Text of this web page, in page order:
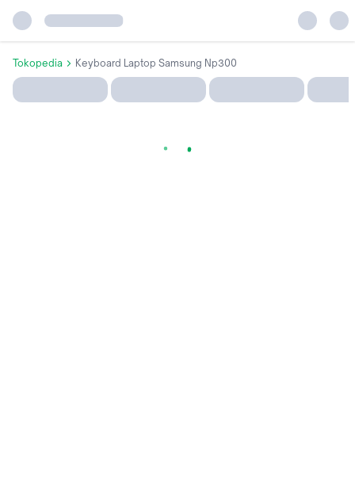
Tokopedia Keyboard Laptop Samsung Np300